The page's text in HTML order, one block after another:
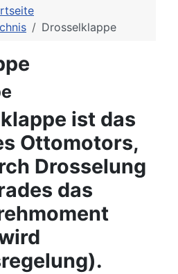
Drosselklappe
ist das
Ottomotors,
Drosselung
das